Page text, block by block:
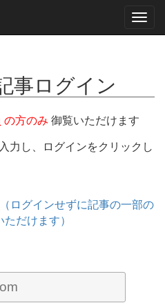
事ログイン
の方のみ 御覧いただけます
力し、ログインをクリックし
ログインせずに記事の一部の
だけます）